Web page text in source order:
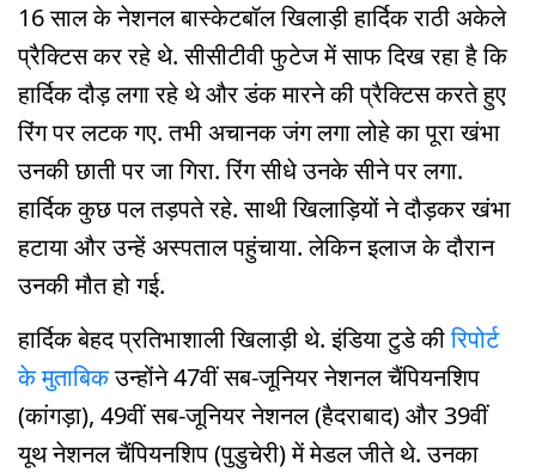
16 साल के नेशनल बास्केटबॉल खिलाड़ी हार्दिक राठी अकेले
प्रैक्टिस कर रहे थे. सीसीटीवी फुटेज में साफ दिख रहा है कि
हार्दिक दौड़ लगा रहे थे और डंक मारने की प्रैक्टिस करते हुए
रिंग पर लटक गए. तभी अचानक जंग लगा लोहे का पूरा खंभा
उनकी छाती पर जा गिरा. रिंग सीधे उनके सीने पर लगा.
हार्दिक कुछ पल तड़पते रहे. साथी खिलाड़ियों ने दौड़कर खंभा
हटाया और उन्हें अस्पताल पहुंचाया. लेकिन इलाज के दौरान
उनकी मौत हो गई.
हार्दिक बेहद प्रतिभाशाली खिलाड़ी थे. इंडिया टुडे कीरिपोर्ट
के मुताबिकउन्होंने 47वीं सब-जूनियर नेशनल चैंपियनशिप
(कांगड़ा), 49वीं सब-जूनियर नेशनल (हैदराबाद) और 39वीं
यूथ नेशनल चैंपियनशिप (पुडुचेरी) में मेडल जीते थे. उनका